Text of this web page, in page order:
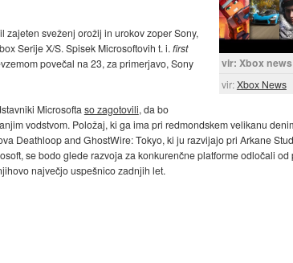
vir: Xbox news
vir:Xbox News
sveženj orožij in urokov zoper Sony,
Serije X/S. Spisek Microsoftovih t. i. first
povečal na 23, za primerjavo, Sony
Microsofta so zagotovili, da bo
vodstvom. Položaj, ki ga ima pri redmondskem velikanu
Deathloop and GhostWire: Tokyo, ki ju razvijajo pri Arkane
se bodo glede razvoja za konkurenčne platforme odločali
največjo uspešnico zadnjih let.